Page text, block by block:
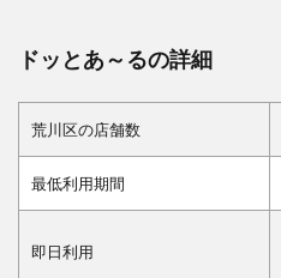
ドッとあ～るの詳細
荒川区の店舗数
最低利用期間
即日利用